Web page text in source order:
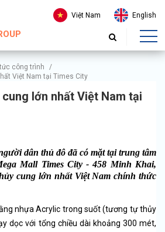
Việt Nam English
công trình
/
Việt Nam tại Times City
lớn nhất Việt Nam tại
dân thủ đô đã có mặt tại trung tâm
Mall Times City - 458 Minh Khai,
cung lớn nhất Việt Nam chính thức
nhựa Acrylic trong suốt (tương tự thủy
dọc với tổng chiều dài khoảng 300 mét,